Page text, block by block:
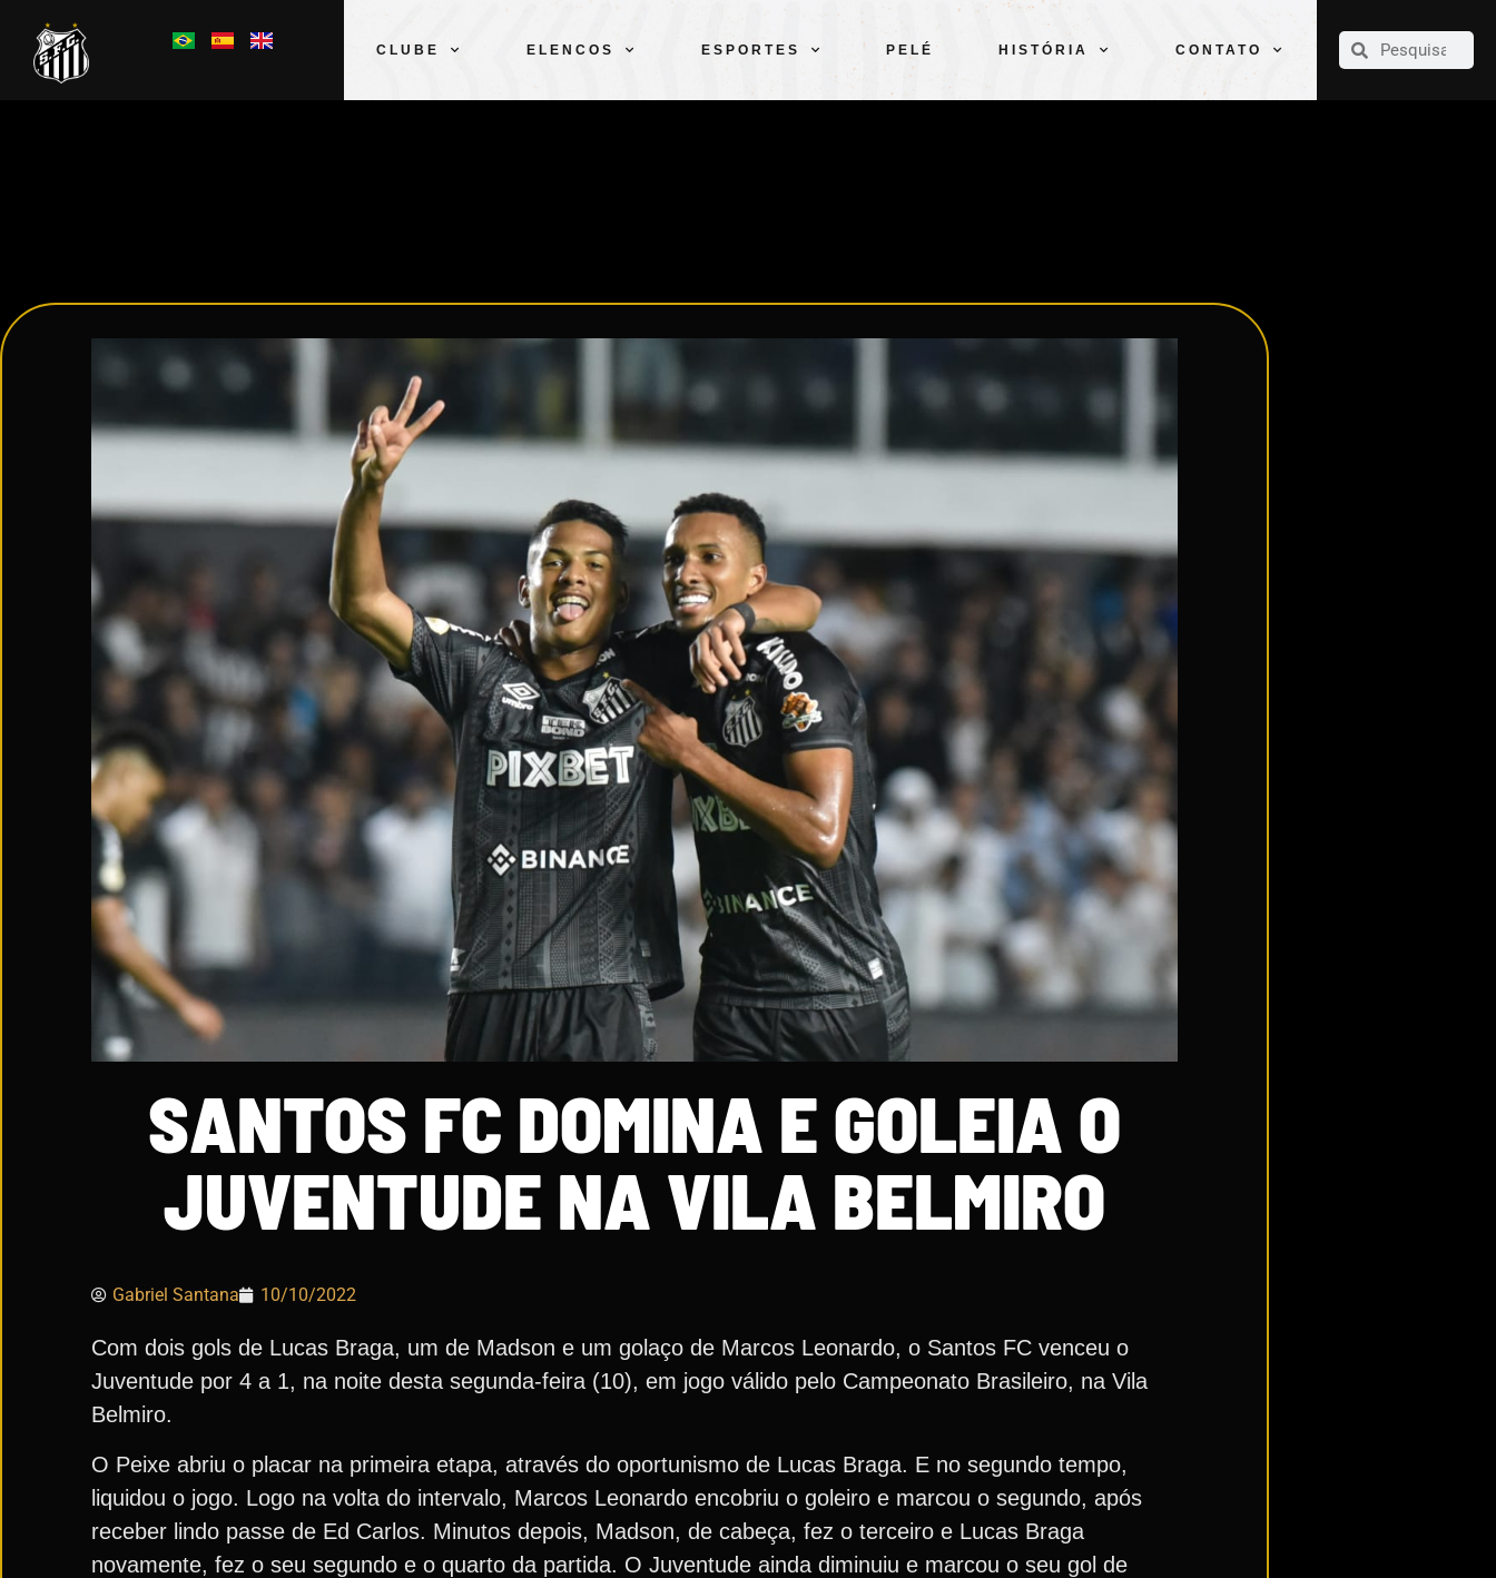
CLUBE ELENCOS ESPORTES PELÉ HISTÓRIA CONTATO
CLUBE
SANTOS FC DOMINA E GOLEIA O
JUVENTUDE NA VILA BELMIRO
Gabriel Santana 10/10/2022
Com dois gols de Lucas Braga, um de Madson e um golaço de Marcos Leonardo, o Santos FC venceu o
Juventude por 4 a 1, na noite desta segunda-feira (10), em jogo válido pelo Campeonato Brasileiro, na Vila
Belmiro.
O Peixe abriu o placar na primeira etapa, através do oportunismo de Lucas Braga. E no segundo tempo,
liquidou o jogo. Logo na volta do intervalo, Marcos Leonardo encobriu o goleiro e marcou o segundo, após
receber lindo passe de Ed Carlos. Minutos depois, Madson, de cabeça, fez o terceiro e Lucas Braga
novamente, fez o seu segundo e o quarto da partida. O Juventude ainda diminuiu e marcou o seu gol de